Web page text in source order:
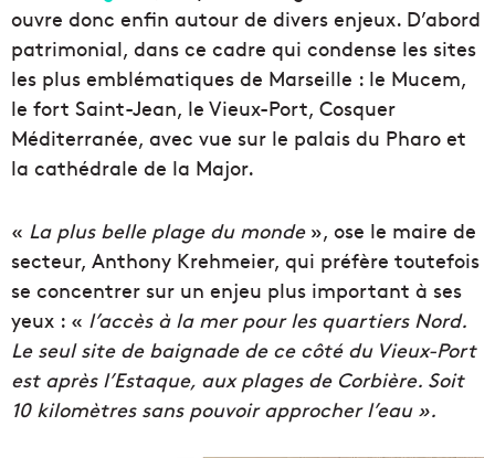
ouvre donc enfin autour de divers enjeux. D’abord
patrimonial, dans ce cadre qui condense les sites
les plus emblématiques de Marseille : le Mucem,
le fort Saint-Jean, le Vieux-Port, Cosquer
Méditerranée, avec vue sur le palais du Pharo et
la cathédrale de la Major.
« La plus belle plage du monde», ose le maire de
secteur, Anthony Krehmeier, qui préfère toutefois
se concentrer sur un enjeu plus important à ses
yeux : « l’accès à la mer pour les quartiers Nord.
Le seul site de baignade de ce côté du Vieux-Port
est après l’Estaque, aux plages de Corbière. Soit
10 kilomètres sans pouvoir approcher l’eau ».